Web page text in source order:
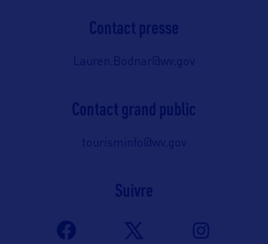
Contact presse
Lauren.Bodnar@wv.gov
Contact grand public
tourisminfo@wv.gov
Suivre